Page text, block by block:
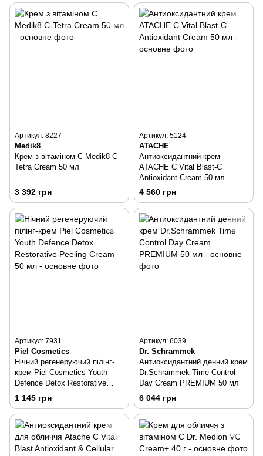
Артикул: 8227
Medik8
Крем з вітаміном C Medik8 C-
Tetra Cream 50 мл
3 392 грн
Артикул: 5124
ATACHE
Антиоксидантний крем
ATACHE C Vital Blast-C
Antioxidant Cream 50 мл
4 560 грн
Артикул: 7931
Piel Cosmetics
Нічний регенеруючий пілінг-
крем Piel Cosmetics Youth
Defence Detox Restorative
Peeling Cream 50 мл
1 145 грн
Артикул: 6039
Dr. Schrammek
Антиоксидантний денний крем
Dr.Schrammek Time Control
Day Cream PREMIUM 50 мл
6 044 грн